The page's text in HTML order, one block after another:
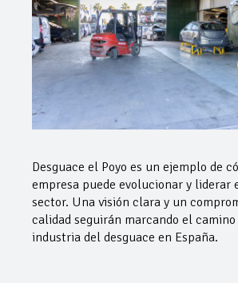
Desguace el Poyo es un ejemplo de
empresa puede evolucionar y liderar
sector. Una visión clara y un
calidad seguirán marcando el
industria del desguace en España.